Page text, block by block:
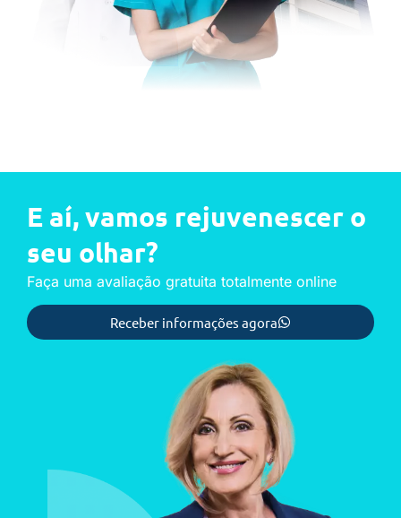
E aí, vamos rejuvenescer o
seu olhar?
Faça uma avaliação gratuita totalmente online
Receber informações agora